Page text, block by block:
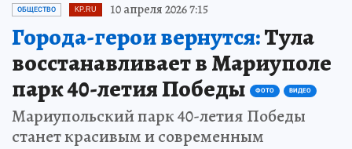
ОБЩЕСТВО KP.RU 10 апреля 2026 7:15
Города-герои вернутся:Тула
восстанавливает в Мариуполе
парк 40-летия Победы
ФОТО ВИДЕО
Мариупольский парк 40-летия Победы
станет красивым и современным